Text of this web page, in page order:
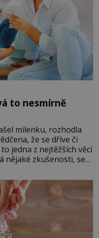
to nesmírně
milenku, rozhodla
že se dříve či
jedna z nejtěžších věcí
nějaké zkušenosti, se
pořídil milenku,